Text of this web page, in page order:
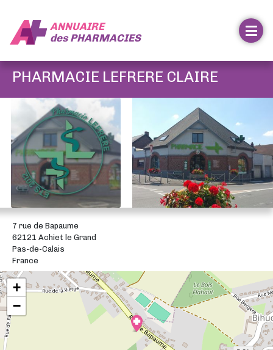
ANNUAIRE
desPHARMACIES
PHARMACIE LEFRERE CLAIRE
7 rue de Bapaume
62121 Achiet le Grand
Pas-de-Calais
France
+
−